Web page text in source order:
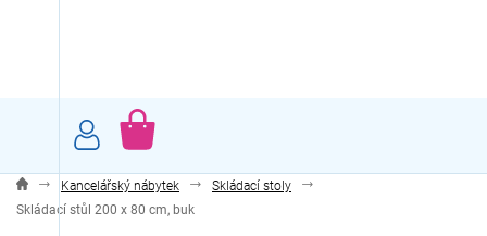
NÁKUPNÍ
Kancelářský nábytek
Skládací stoly
Skládací stůl 200 x 80 cm, buk